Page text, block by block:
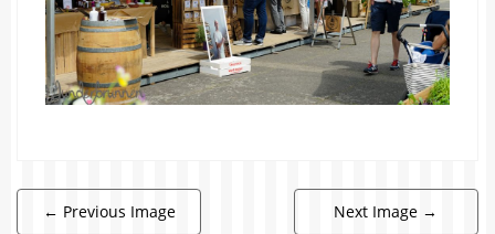
← Previous Image Next Image →